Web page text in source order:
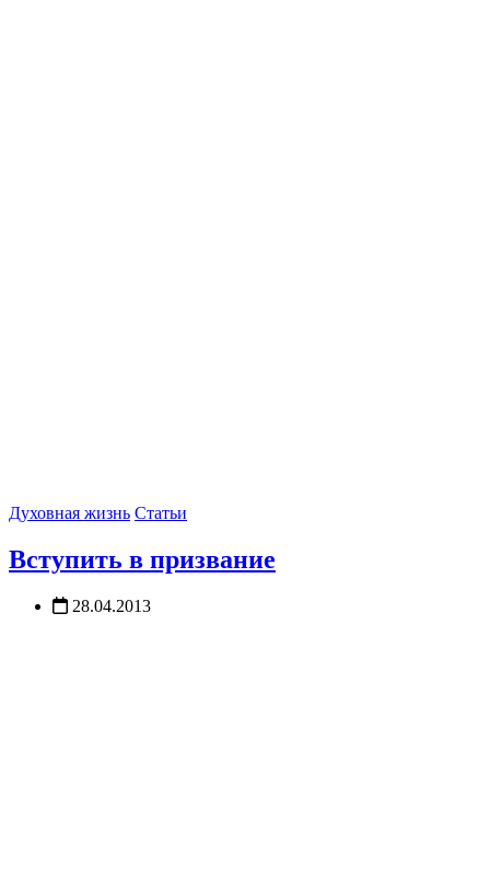
Духовная жизнь Статьи
Вступить в призвание
28.04.2013